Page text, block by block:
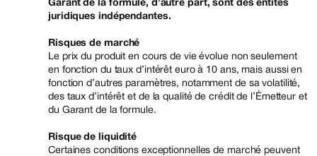
Garant de la formule, d’autre part, sont des entités
juridiques indépendantes.
Risques de marché
Le prix du produit en cours de vie évolue non seulement
en fonction du taux d’intérêt euro à 10 ans, mais aussi en
fonction d’autres paramètres, notamment de sa volatilité,
des taux d’intérêt et de la qualité de crédit de l’Émetteur et
du Garant de la formule.
Risque de liquidité
Certaines conditions exceptionnelles de marché peuvent